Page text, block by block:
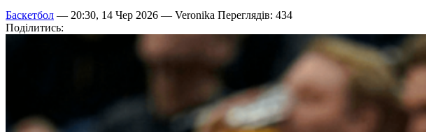
Баскетбол — 20:30, 14 Чер 2026 — Veronika Переглядів: 434
Поділитись: